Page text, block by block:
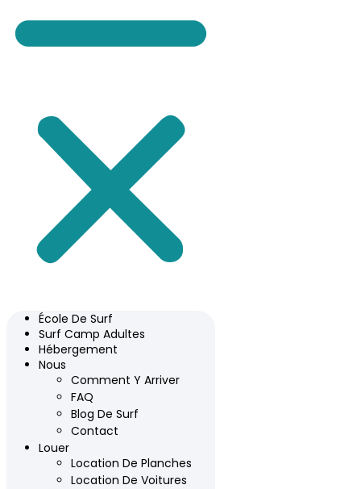
École De Surf
Surf Camp Adultes
Hébergement
Nous
Comment Y Arriver
FAQ
Blog De Surf
Contact
Louer
Location De Planches
Location De Voitures